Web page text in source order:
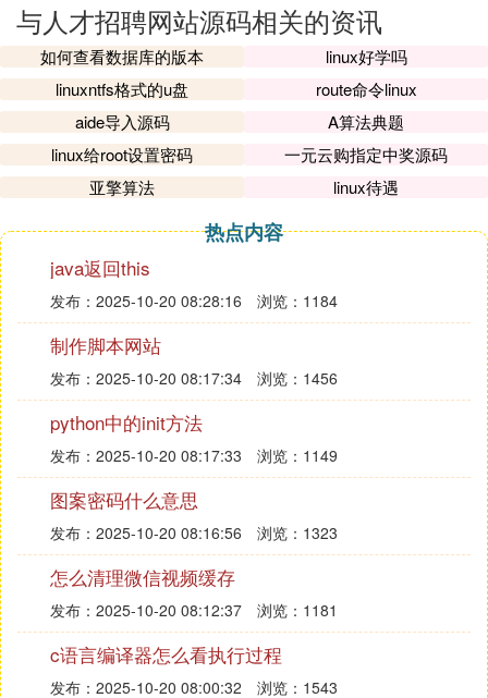
与人才招聘网站源码相关的资讯
如何查看数据库的版本
linux好学吗
linuxntfs格式的u盘
route命令linux
aide导入源码
A算法典题
linux给root设置密码
一元云购指定中奖源码
亚擎算法
linux待遇
热点内容
java返回this
发布：2025-10-20 08:28:16 浏览：1184
制作脚本网站
发布：2025-10-20 08:17:34 浏览：1456
python中的init方法
发布：2025-10-20 08:17:33 浏览：1149
图案密码什么意思
发布：2025-10-20 08:16:56 浏览：1323
怎么清理微信视频缓存
发布：2025-10-20 08:12:37 浏览：1181
c语言编译器怎么看执行过程
发布：2025-10-20 08:00:32 浏览：1543